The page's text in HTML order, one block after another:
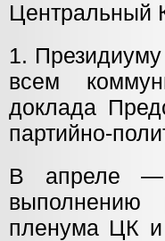
Центральный
1.
всем
доклада
партийно-
В апреле —
выполнению
пленума ЦК